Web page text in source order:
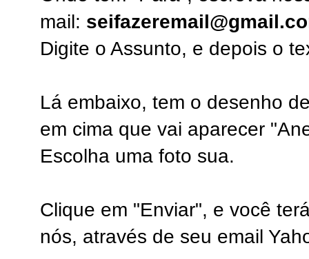
mail:
Digite o Assunto, e depois o
Lá embaixo, tem o desenho
em cima que vai aparecer
Escolha uma foto sua.
Clique em "Enviar", e você
nós, através de seu email